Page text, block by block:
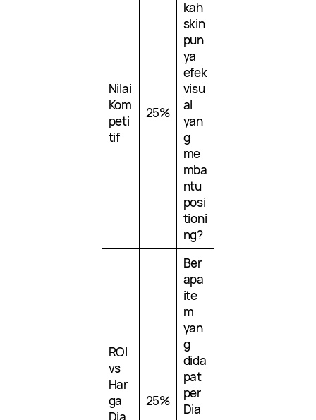
Nilai
Kom
peti
tif
25%
kah
skin
pun
ya
efek
visu
al
yan
g
me
mba
ntu
posi
tioni
ng?
ROI
vs
Har
ga
25%
Ber
apa
ite
m
yan
g
dida
pat
per
Dia